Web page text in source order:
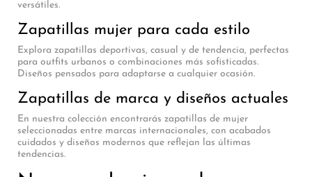
versátiles.
Zapatillas mujer para cada estilo
Explora zapatillas deportivas, casual y de tendencia, perfectas
para outfits urbanos o combinaciones más sofisticadas.
Diseños pensados para adaptarse a cualquier ocasión.
Zapatillas de marca y diseños actuales
En nuestra colección encontrarás zapatillas de mujer
seleccionadas entre marcas internacionales, con acabados
cuidados y diseños modernos que reflejan las últimas
tendencias.